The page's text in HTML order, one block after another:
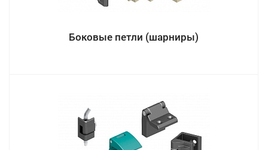
Боковые петли (шарниры)